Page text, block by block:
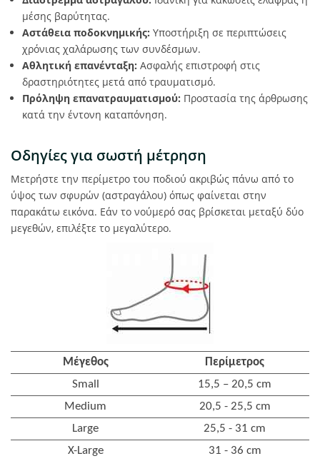
μέσης βαρύτητας.
Αστάθεια ποδοκνημικής: Υποστήριξη σε περιπτώσεις
χρόνιας χαλάρωσης των συνδέσμων.
Αθλητική επανένταξη: Ασφαλής επιστροφή στις
δραστηριότητες μετά από τραυματισμό.
Πρόληψη επανατραυματισμού: Προστασία της άρθρωσης
κατά την έντονη καταπόνηση.
Οδηγίες για σωστή μέτρηση
Μετρήστε την περίμετρο του ποδιού ακριβώς πάνω από το
ύψος των σφυρών (αστραγάλου) όπως φαίνεται στην
παρακάτω εικόνα. Εάν το νούμερό σας βρίσκεται μεταξύ δύο
μεγεθών, επιλέξτε το μεγαλύτερο.
Μέγεθος
Περίμετρος
Small
15,5 – 20,5 cm
Medium
20,5 - 25,5 cm
Large
25,5 - 31 cm
X-Large
31 - 36 cm